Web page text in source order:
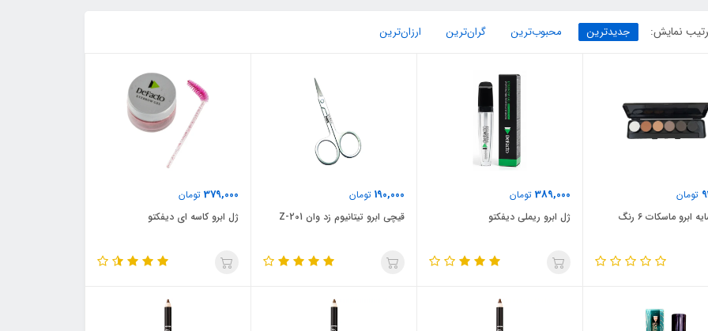
نمایش: جدیدترین محبوب‌ترین گران‌ترین ارزان‌ترین
تومان
ابرو ماسکات ۶ رنگ
389,000 تومان
ژل ابرو ریملی دیفکتو
190,000 تومان
قیچی ابرو تیتانیوم زد وان Z-201
379,000 تومان
ژل ابرو کاسه ای دیفکتو